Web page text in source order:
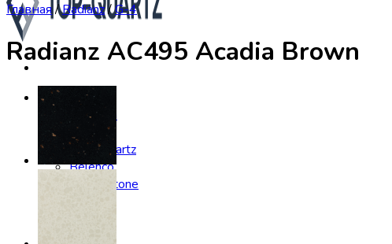
Каталог
Asterum
Аварус
Avantquartz
Belenco
Caesarstone
Главная /Radianz/G-4
Radianz AC495 Acadia Brown